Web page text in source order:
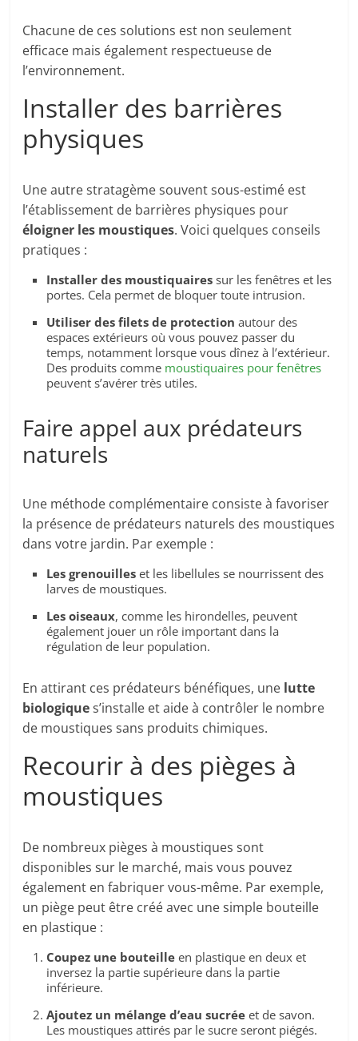
Chacune de ces solutions est non seulement
efficace mais également respectueuse de
l’environnement.
Installer des barrières
physiques
Une autre stratagème souvent sous-estimé est
l’établissement de barrières physiques pour
éloigner les moustiques. Voici quelques conseils
pratiques :
Installer des moustiquaires sur les fenêtres et les
portes. Cela permet de bloquer toute intrusion.
Utiliser des filets de protection autour des
espaces extérieurs où vous pouvez passer du
temps, notamment lorsque vous dînez à l’extérieur.
Des produits comme moustiquaires pour fenêtres
peuvent s’avérer très utiles.
Faire appel aux prédateurs
naturels
Une méthode complémentaire consiste à favoriser
la présence de prédateurs naturels des moustiques
dans votre jardin. Par exemple :
Les grenouilles et les libellules se nourrissent des
larves de moustiques.
Les oiseaux, comme les hirondelles, peuvent
également jouer un rôle important dans la
régulation de leur population.
En attirant ces prédateurs bénéfiques, une lutte
biologiques’installe et aide à contrôler le nombre
de moustiques sans produits chimiques.
Recourir à des pièges à
moustiques
De nombreux pièges à moustiques sont
disponibles sur le marché, mais vous pouvez
également en fabriquer vous-même. Par exemple,
un piège peut être créé avec une simple bouteille
en plastique :
Coupez une bouteille en plastique en deux et
inversez la partie supérieure dans la partie
inférieure.
Ajoutez un mélange d’eau sucrée et de savon.
Les moustiques attirés par le sucre seront piégés.